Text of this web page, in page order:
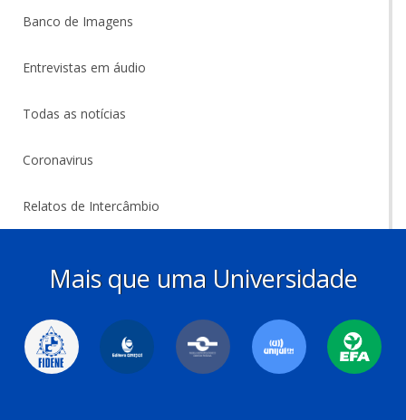
Banco de Imagens
Entrevistas em áudio
Todas as notícias
Coronavirus
Relatos de Intercâmbio
Mais que uma Universidade